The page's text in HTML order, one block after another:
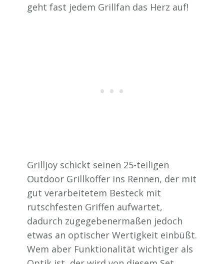
geht fast jedem Grillfan das Herz auf!
Grilljoy schickt seinen 25-teiligen
Outdoor Grillkoffer ins Rennen, der mit
gut verarbeitetem Besteck mit
rutschfesten Griffen aufwartet,
dadurch zugegebenermaßen jedoch
etwas an optischer Wertigkeit einbüßt.
Wem aber Funktionalität wichtiger als